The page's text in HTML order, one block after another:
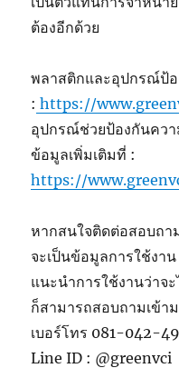
ต้องอีกด้วย
พลาสติกและอุปกรณ์ป้
: https://
อุปกรณ์ช่วยป้องกันควา
ข้อมูลเพิ่มเติมที่ :
https://
หากสนใจติดต่อสอบถา
จะเป็นข้อมูลการใช้ง
แนะนำการใช้งานว่าจ
ก็สามารถสอบถามเข้า
เบอร์โทร 081-042-
Line ID : @greenvci